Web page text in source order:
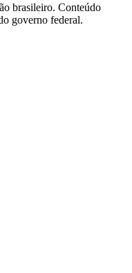
brasileiro. Conteúdo
governo federal.